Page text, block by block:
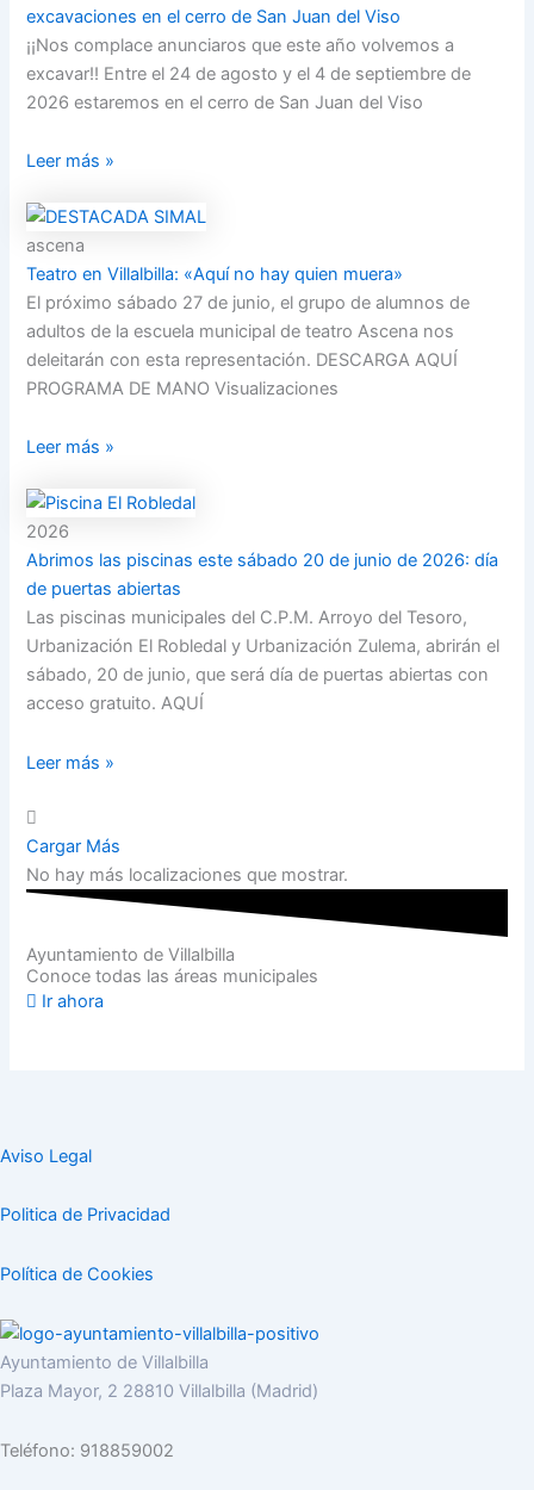
excavaciones en el cerro de San Juan del Viso
¡¡Nos complace anunciaros que este año volvemos a
excavar!! Entre el 24 de agosto y el 4 de septiembre de
2026 estaremos en el cerro de San Juan del Viso
Leer más »
ascena
Teatro en Villalbilla: «Aquí no hay quien muera»
El próximo sábado 27 de junio, el grupo de alumnos de
adultos de la escuela municipal de teatro Ascena nos
deleitarán con esta representación. DESCARGA AQUÍ
PROGRAMA DE MANO Visualizaciones
Leer más »
2026
Abrimos las piscinas este sábado 20 de junio de 2026: día
de puertas abiertas
Las piscinas municipales del C.P.M. Arroyo del Tesoro,
Urbanización El Robledal y Urbanización Zulema, abrirán el
sábado, 20 de junio, que será día de puertas abiertas con
acceso gratuito. AQUÍ
Leer más »
Cargar Más
No hay más localizaciones que mostrar.
Ayuntamiento de Villalbilla
Conoce todas las áreas municipales
Ir ahora
Aviso Legal
Politica de Privacidad
Política de Cookies
Ayuntamiento de Villalbilla
Plaza Mayor, 2 28810 Villalbilla (Madrid)
Teléfono: 918859002